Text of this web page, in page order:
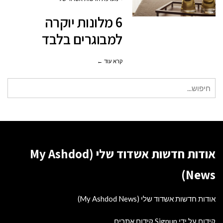
בלבד
6 מלונות יוקרה
למבוגרים בלבד
קרא עוד ←
עבור:
אודות חדשות אשדוד שלי (My Ashdod
News)
אודות חדשות אשדוד שלי (My Ashdod News)
קידום על ידי Signup קידום אתרים